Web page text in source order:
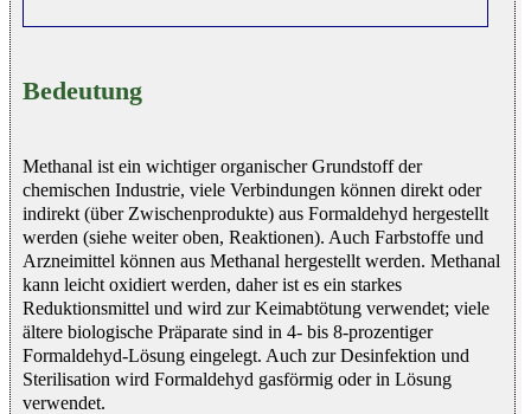
Bedeutung
Methanal ist ein wichtiger organischer Grundstoff der
chemischen Industrie, viele Verbindungen können direkt oder
indirekt (über Zwischenprodukte) aus Formaldehyd hergestellt
werden (siehe weiter oben, Reaktionen). Auch Farbstoffe und
Arzneimittel können aus Methanal hergestellt werden. Methanal
kann leicht oxidiert werden, daher ist es ein starkes
Reduktionsmittel und wird zur Keimabtötung verwendet; viele
ältere biologische Präparate sind in 4- bis 8-prozentiger
Formaldehyd-Lösung eingelegt. Auch zur Desinfektion und
Sterilisation wird Formaldehyd gasförmig oder in Lösung
verwendet.